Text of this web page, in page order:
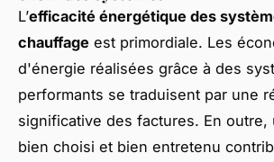
L’efficacité énergétique des
chauffage est primordiale. Les
d'énergie réalisées grâce à des
performants se traduisent par une
significative des factures. En outre,
bien choisi et bien entretenu